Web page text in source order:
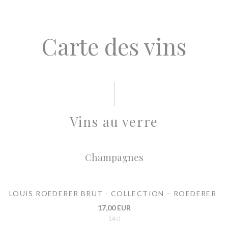
Carte des vins
Vins au verre
Champagnes
LOUIS ROEDERER BRUT - COLLECTION – ROEDERER
17,00 EUR
14 cl